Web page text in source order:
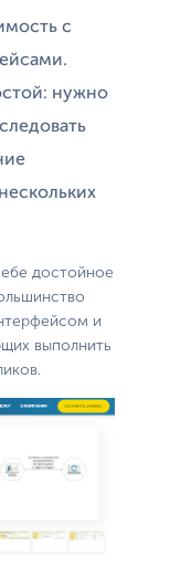
с
нужно
достойное
и
выполнить